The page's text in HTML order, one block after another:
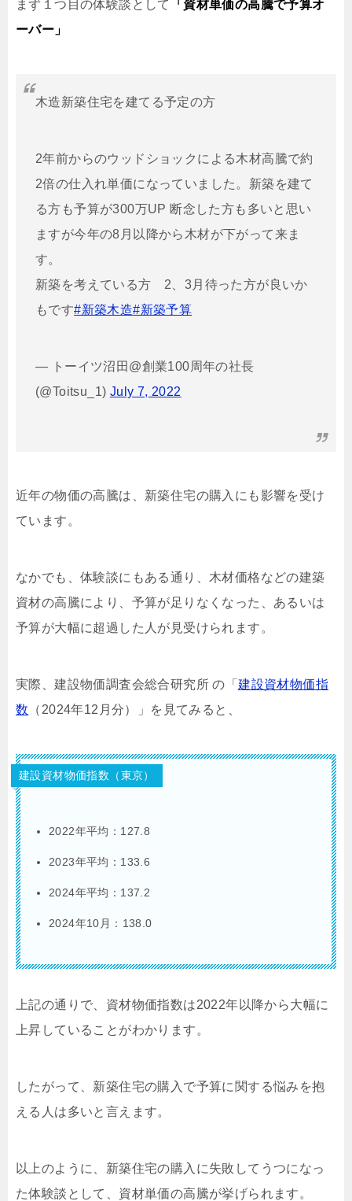
まず１つ目の体験談として
「資材単価の高騰で予算オ
ーバー」
木造新築住宅を建てる予定の方
2年前からのウッドショックによる木材高騰で約
2倍の仕入れ単価になっていました。新築を建て
る方も予算が300万UP 断念した方も多いと思い
ますが今年の8月以降から木材が下がって来ま
す。
新築を考えている方 2、3月待った方が良いか
もです#新築木造#新築予算
— トーイツ沼田@創業100周年の社長
(@Toitsu_1) July 7, 2022
近年の物価の高騰は、新築住宅の購入にも影響を受け
ています。
なかでも、体験談にもある通り、木材価格などの建築
資材の高騰により、予算が足りなくなった、あるいは
予算が大幅に超過した人が見受けられます。
実際、建設物価調査会総合研究所 の「建設資材物価指
数 （2024年12月分）」を見てみると、
建設資材物価指数（東京）
2022年平均：127.8
2023年平均：133.6
2024年平均：137.2
2024年10月：138.0
上記の通りで、資材物価指数は2022年以降から大幅に
上昇していることがわかります。
したがって、新築住宅の購入で予算に関する悩みを抱
える人は多いと言えます。
以上のように、新築住宅の購入に失敗してうつになっ
た体験談として、資材単価の高騰が挙げられます。